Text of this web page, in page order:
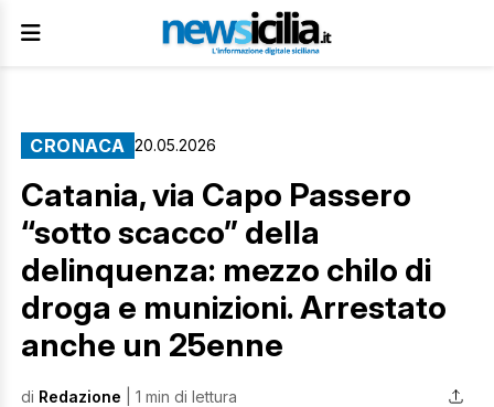
CRONACA 20.05.2026
Catania, via Capo Passero
“sotto scacco” della
delinquenza: mezzo chilo di
droga e munizioni. Arrestato
anche un 25enne
di Redazione | 1 min di lettura